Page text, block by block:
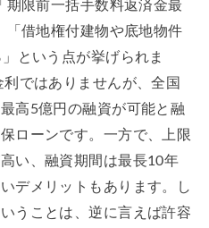
期限前一括手数料返済金最
「借地権付建物や底地物件
という点が挙げられま
ではありませんが、全国
高5億円の融資が可能と融
ローンです。一方で、上限
い、融資期間は最長10年
デメリットもあります。し
うことは、逆に言えば許容